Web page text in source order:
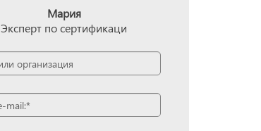
Мария
Эксперт по сертификаци